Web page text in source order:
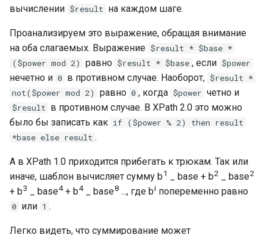
вычислении $result на каждом шаге.
Проанализируем это выражение, обращая внимание
на оба слагаемых. Выражение $result * $base *
($power mod 2)
равно $result * $base , если $power
нечетно и 0 в противном случае. Наоборот, $result *
not($power mod 2)
равно 0 , когда $power четно и
$result в противном случае. В XPath 2.0 это можно
было бы записать как if ($power % 2) then result
*base else result .
А в XPath 1.0 приходится прибегать к трюкам. Так или
иначе, шаблон вычисляет сумму b 1 _ base + b2 _ base2
+ b3 _ base4+ b4_ base8 ..., где bi попеременно равно
0 или 1 .
Легко видеть, что суммирование может